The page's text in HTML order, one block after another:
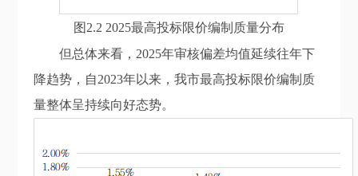
图2.2 2025最高投标限价编制质量分布
但总体来看， 2025年审核偏差均值延续往年下
降趋势 ， 自2023年以来，我市最高投标限价编制质
量整体呈持续向好态势。